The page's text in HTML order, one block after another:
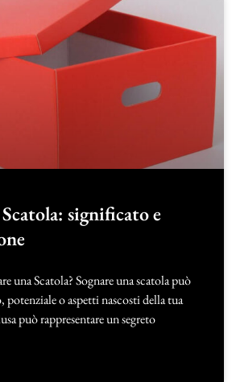
significato e
una Scatola? Sognare una scatola può
potenziale o aspetti nascosti della tua
può rappresentare un segreto